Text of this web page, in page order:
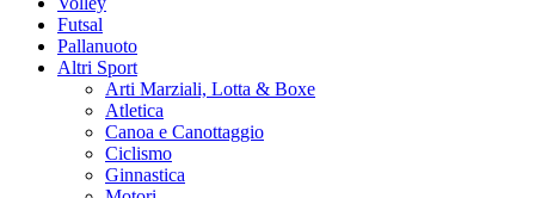
Futsal
Pallanuoto
Altri Sport
Arti Marziali, Lotta & Boxe
Atletica
Canoa e Canottaggio
Ciclismo
Ginnastica